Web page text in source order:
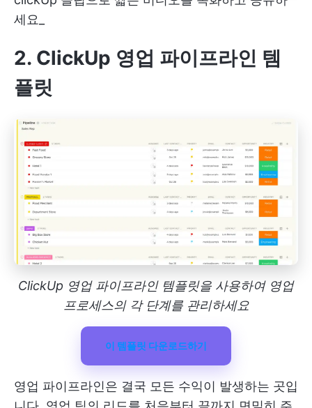
세요_
2. ClickUp 영업 파이프라인 템
플릿
ClickUp 영업 파이프라인 템플릿을 사용하여 영업
프로세스의 각 단계를 관리하세요
이 템플릿 다운로드하기
영업 파이프라인은 결국 모든 수익이 발생하는 곳입